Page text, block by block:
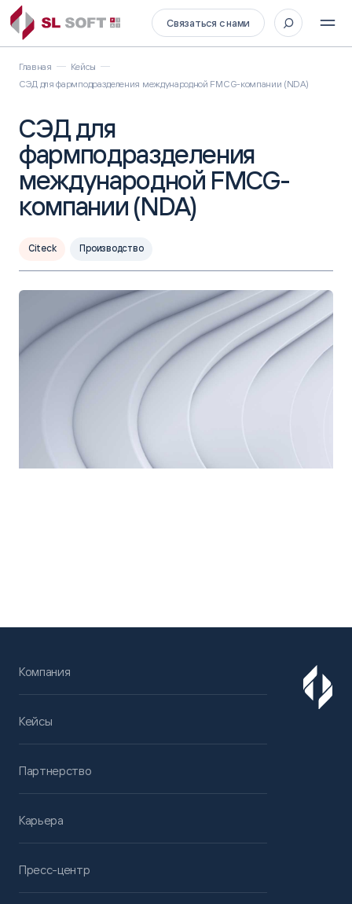
Связаться с нами
Главная
Кейсы
СЭД для фармподразделения международной FMCG-компании (NDA)
СЭД для
фармподразделения
международной FMCG-
компании (NDA)
Citeck Производство
Компания
Кейсы
Партнерство
Карьера
Пресс-центр